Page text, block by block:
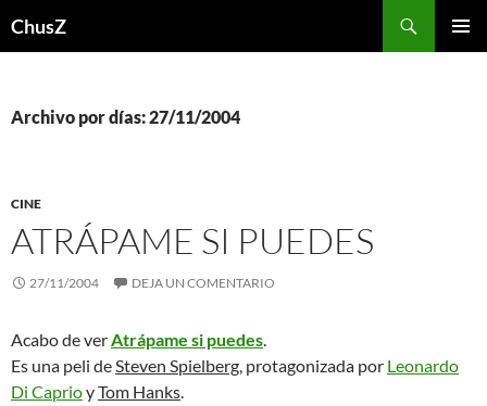
ChusZ
Archivo por días: 27/11/2004
CINE
ATRÁPAME SI PUEDES
27/11/2004 DEJA UN COMENTARIO
Acabo de verAtrápame si puedes.
Es una peli deSteven Spielberg, protagonizada por Leonardo
Di CaprioyTom Hanks.